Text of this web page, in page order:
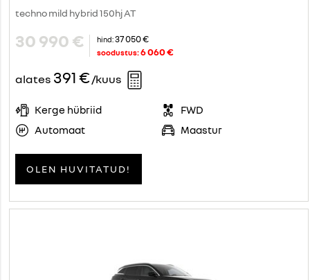
techno mild hybrid 150hj AT
30 990 € hind: 37 050 €
soodustus:6 060 €
alates 391 €/kuus
Kerge hübriid
FWD
Automaat
Maastur
OLEN HUVITATUD!